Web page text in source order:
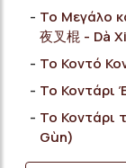
Το Μεγάλο
夜叉棍 - Dà
Το Κοντό
Το Κοντάρι
Το Κοντάρι
Gùn)